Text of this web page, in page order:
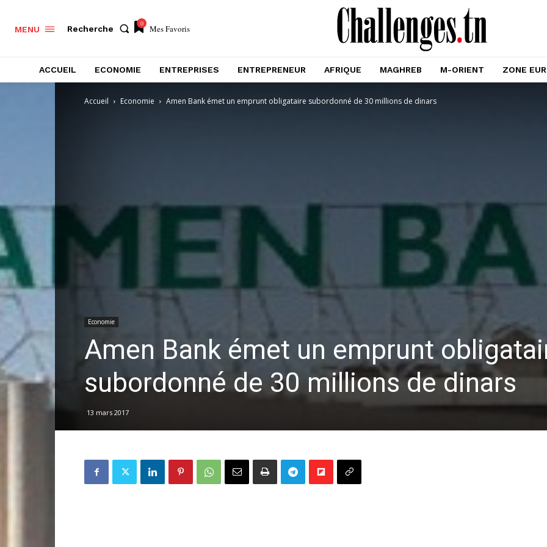
MENU Recherche
0 Mes Favoris
ACCUEIL ECONOMIE ENTREPRISES ENTREPRENEUR AFRIQUE MAGHREB M-ORIENT ZONE
Accueil Economie Amen Bank émet un emprunt obligataire subordonné de 30 millions de dinars
Economie
Amen Bank émet un emprunt
subordonné de 30 millions de dinars
13 mars 2017